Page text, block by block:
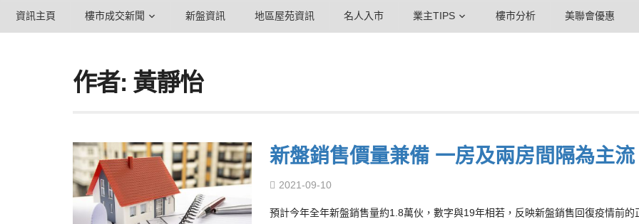
資訊主頁 樓市成交新聞 新盤資訊 地區屋苑資訊 名人入市 業主TIPS 樓市分析 美聯會優惠
作者: 黃靜怡
新盤銷售價量兼備 一房及兩房間隔為主流
2021-09-10
預計今年全年新盤銷售量約1.8萬伙，數字與19年相若，反映新盤銷售回復疫情前